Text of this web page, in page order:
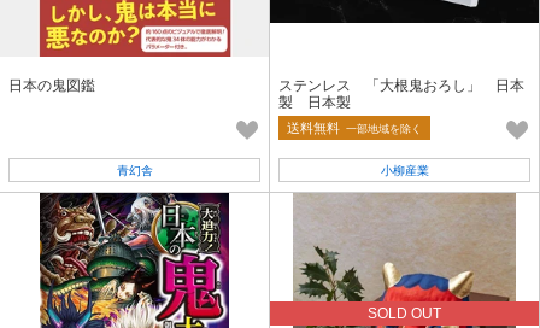
日本の鬼図鑑
青幻舎
ステンレス 「大根鬼おろし」 日本
製 日本製
送料無料 一部地域を除く
小柳産業
SOLD OUT